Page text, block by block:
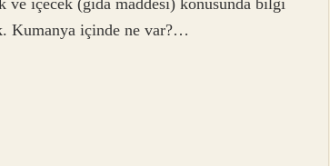
içecek (gıda maddesi) konusunda bilgi
Kumanya içinde ne var?…